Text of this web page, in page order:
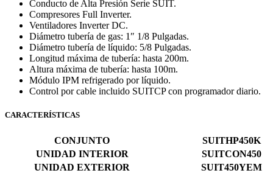
Conducto de Alta Presión Serie SUIT.
Compresores Full Inverter.
Ventiladores Inverter DC.
Diámetro tubería de gas: 1″ 1/8 Pulgadas.
Diámetro tubería de líquido: 5/8 Pulgadas.
Longitud máxima de tubería: hasta 200m.
Altura máxima de tubería: hasta 100m.
Módulo IPM refrigerado por líquido.
Control por cable incluido SUITCP con programador diario.
CARACTERÍSTICAS
CONJUNTO
SUITHP450K
UNIDAD INTERIOR
SUITCON450
UNIDAD EXTERIOR
SUIT450YEM